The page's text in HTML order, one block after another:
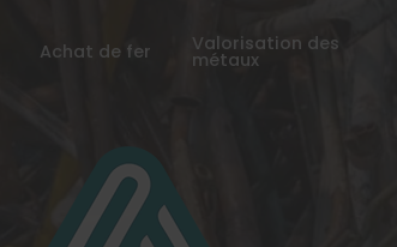
Achat de fer Valorisation des
métaux